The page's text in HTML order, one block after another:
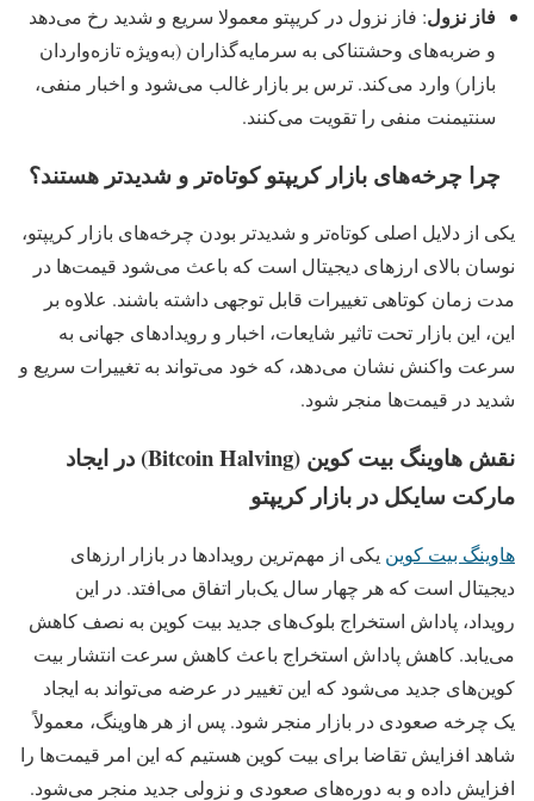
فاز نزول: فاز نزول در کریپتو معمولا سریع و شدید رخ می‌دهد
و ضربه‌های وحشتناکی به سرمایه‌گذاران (به‌ویژه تازه‌واردان
بازار) وارد می‌کند. ترس بر بازار غالب می‌شود و اخبار منفی،
سنتیمنت منفی را تقویت می‌کنند.
چرا چرخه‌های بازار کریپتو کوتاه‌تر و شدیدتر هستند؟
یکی از دلایل اصلی کوتاه‌تر و شدیدتر بودن چرخه‌های بازار کریپتو،
نوسان بالای ارزهای دیجیتال است که باعث می‌شود قیمت‌ها در
مدت زمان کوتاهی تغییرات قابل‌ توجهی داشته باشند. علاوه بر
این، این بازار تحت تاثیر شایعات، اخبار و رویدادهای جهانی به
سرعت واکنش نشان می‌دهد، که خود می‌تواند به تغییرات سریع و
شدید در قیمت‌ها منجر شود.
نقش هاوینگ بیت‌ کوین (Bitcoin Halving) در ایجاد
مارکت سایکل در بازار کریپتو
هاوینگ بیت‌ کوین یکی از مهم‌ترین رویدادها در بازار ارزهای
دیجیتال است که هر چهار سال یک‌بار اتفاق می‌افتد. در این
رویداد، پاداش استخراج بلوک‌های جدید بیت‌ کوین به نصف کاهش
می‌یابد. کاهش پاداش استخراج باعث کاهش سرعت انتشار بیت‌
کوین‌های جدید می‌شود که این تغییر در عرضه می‌تواند به ایجاد
یک چرخه صعودی در بازار منجر شود. پس از هر هاوینگ، معمولاً
شاهد افزایش تقاضا برای بیت‌ کوین هستیم که این امر قیمت‌ها را
افزایش داده و به دوره‌های صعودی و نزولی جدید منجر می‌شود.